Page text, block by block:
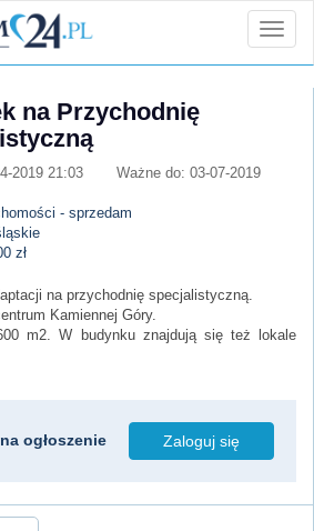
na Przychodnię
2019 21:03 Ważne do: 03-07-2019
- sprzedam
zł
na przychodnię specjalistyczną.
Kamiennej Góry.
m2. W budynku znajdują się też lokale
ogłoszenie Zaloguj się